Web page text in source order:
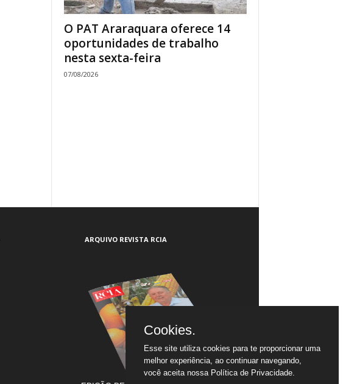
O PAT Araraquara oferece 14
oportunidades de trabalho
nesta sexta-feira
07/08/2026
ARQUIVO REVISTA RCIA
Cookies.
Esse site utiliza cookies para te proporcionar uma
melhor experiência, ao continuar navegando,
você aceita nossa Política de Privacidade.